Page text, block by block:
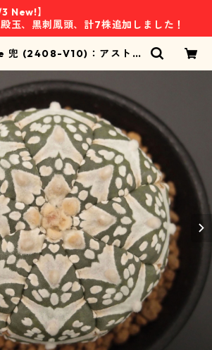
New!】
玉、黒刺鳳頭、計7株追加しました！
兜 (2408-V10)：アストロ